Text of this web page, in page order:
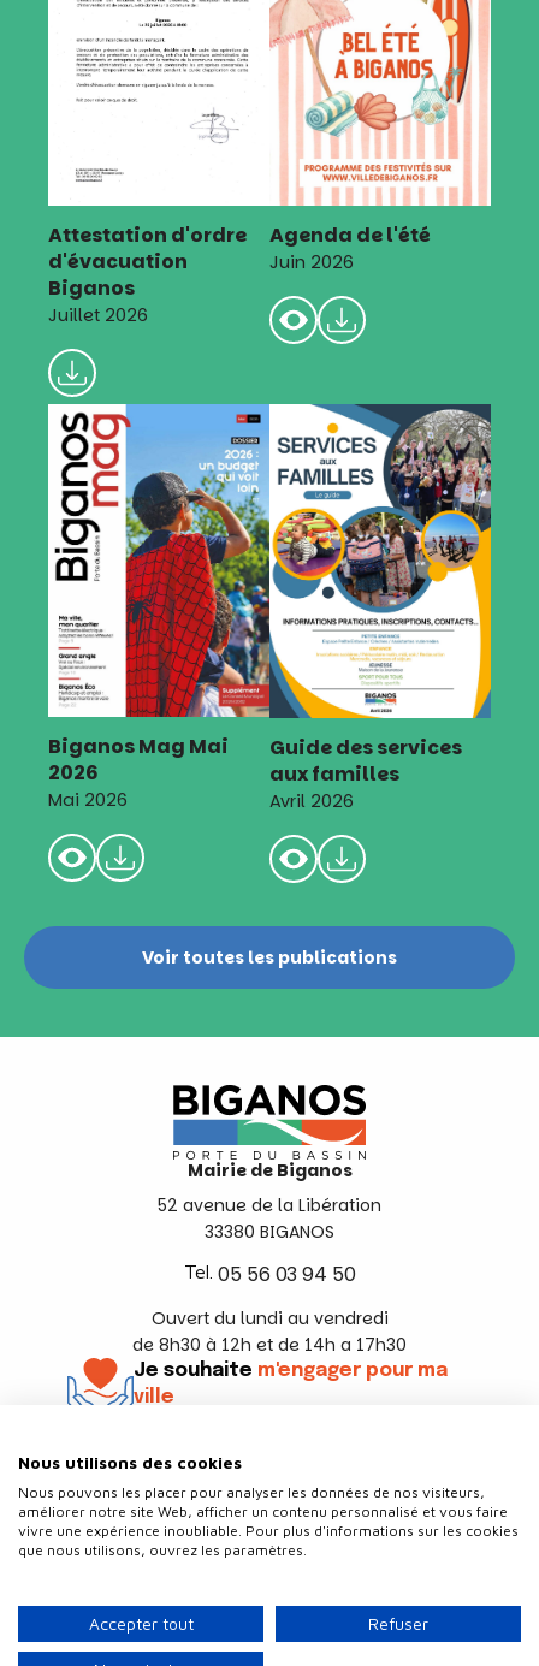
Attestation d'ordre
d'évacuation
Biganos
Juillet 2026
Agenda de l'été
Juin 2026
Biganos Mag Mai
2026
Mai 2026
Guide des services
aux familles
Avril 2026
Voir toutes les publications
Mairie de Biganos
52 avenue de la Libération
33380 BIGANOS
Tel. 05 56 03 94 50
Ouvert du lundi au vendredi
de 8h30 à 12h et de 14h a 17h30
Je souhaite m'engager pour ma
ville
Suivez-nous
Politique de confidentialité
Plan du site
Nous utilisons des cookies
Nous pouvons les placer pour analyser les données de nos visiteurs,
améliorer notre site Web, afficher un contenu personnalisé et vous faire
vivre une expérience inoubliable. Pour plus d'informations sur les cookies
que nous utilisons, ouvrez les paramètres.
Accepter tout Refuser